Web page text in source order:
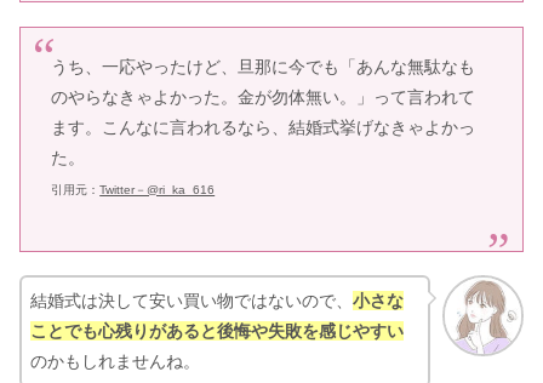
うち、一応やったけど、旦那に今でも「あんな無駄なも
のやらなきゃよかった。金が勿体無い。」って言われて
ます。こんなに言われるなら、結婚式挙げなきゃよかっ
た。
引用元：Twitter－@ri_ka_616
結婚式は決して安い買い物ではないので、 小さな
ことでも心残りがあると後悔や失敗を感じやすい
のかもしれませんね。